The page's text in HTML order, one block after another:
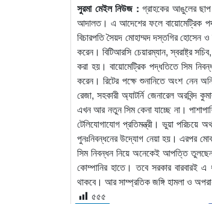
সুরমা মেইল নিউজ : গ্রাহকের আঙুলের ছাপ
আদালত। এ আদেশের ফলে বায়োমেট্রিক
বিচারপতি সৈয়দ মোহাম্মদ দস্তগির হোসেন
করেন। বিটিআরসি চেয়ারম্যান, স্বরাষ্ট্র
করা হয়। বায়োমেট্রিক পদ্ধতিতে সিম
করেন। রিটের পক্ষে শুনানিতে অংশ নেন
রেজা, সহকারী অ্যাটর্নি জেনারেল
এখন আর নতুন সিম কেনা যাচ্ছে না।
টেলিযোগাযোগ প্রতিমন্ত্রী। ভুয়া পরিচয়ে
পুনঃনিবন্ধনের উদ্যোগ নেয়া হয়। এরপর
সিম নিবন্ধন নিয়ে অনেকেই আপত্তি
কোম্পানির হাতে। তবে সরকার
থাকবে। আর সাম্প্রতিক জঙ্গি হামলা ও
৫৫৫